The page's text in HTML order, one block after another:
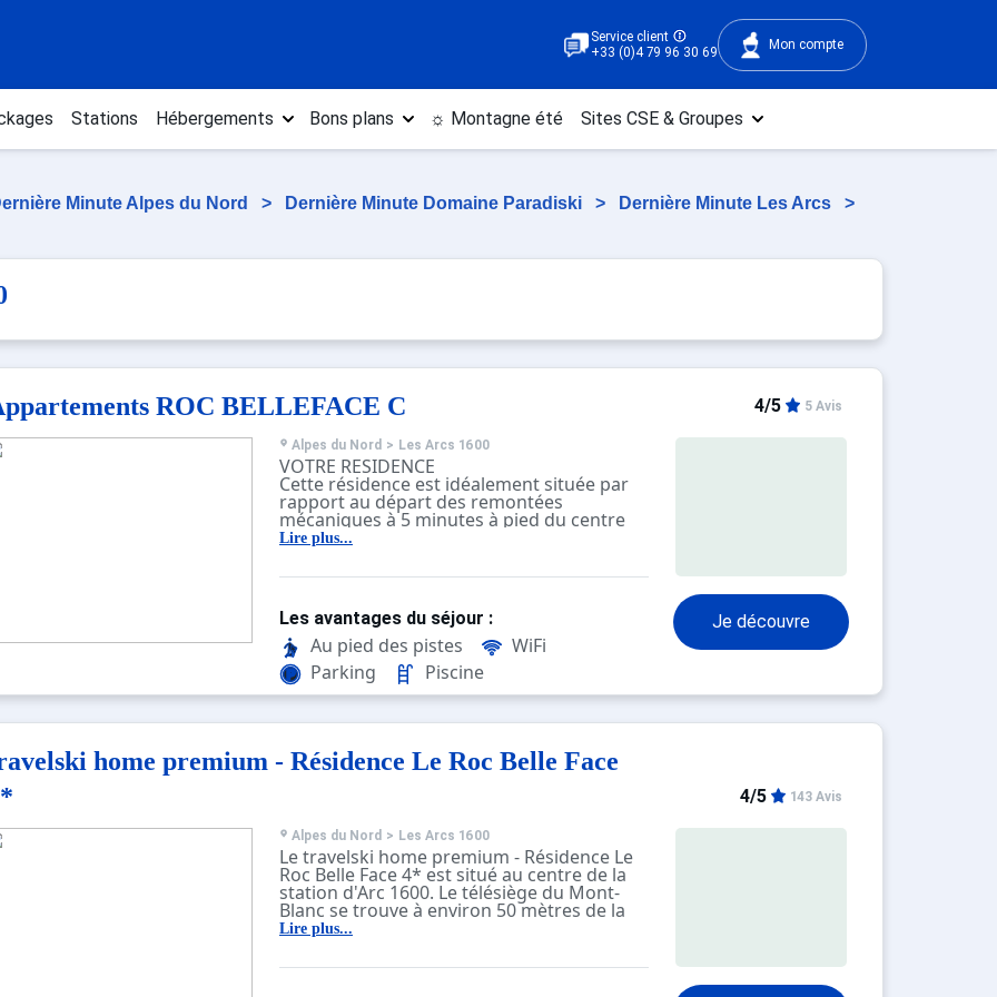
Service client
+33 (0)4 79 96 30 69
Mon compte
Stations Hébergements Bons plans ☼ Montagne été Sites CSE & Groupes
Minute Alpes du Nord > Dernière Minute Domaine Paradiski > Dernière Minute Les Arcs >
ROC BELLEFACE C 4/5 5 Avis
Alpes du Nord > Les Arcs 1600
VOTRE RESIDENCE
Cette résidence est idéalement située par
rapport au départ des remontées
mécaniques à 5 minutes à pied du centre
station et des commerces.
vous connectant sur WIFI "Passman"
faut venir avant prendre les clés à l’agence.)
Lire plus...
Je découvre
Les avantages du séjour :
Au pied des pistes
WiFi
Parking
Piscine
home premium - Résidence Le Roc Belle Face
4/5 143 Avis
Alpes du Nord > Les Arcs 1600
Le travelski home premium - Résidence Le
Roc Belle Face 4* est situé au centre de la
station d'Arc 1600. Le télésiège du Mont-
Blanc se trouve à environ 50 mètres de la
résidence. Vous pourrez bénéficier d'un
au rassemblement ESF et au Club Piou-Piou
Lire plus...